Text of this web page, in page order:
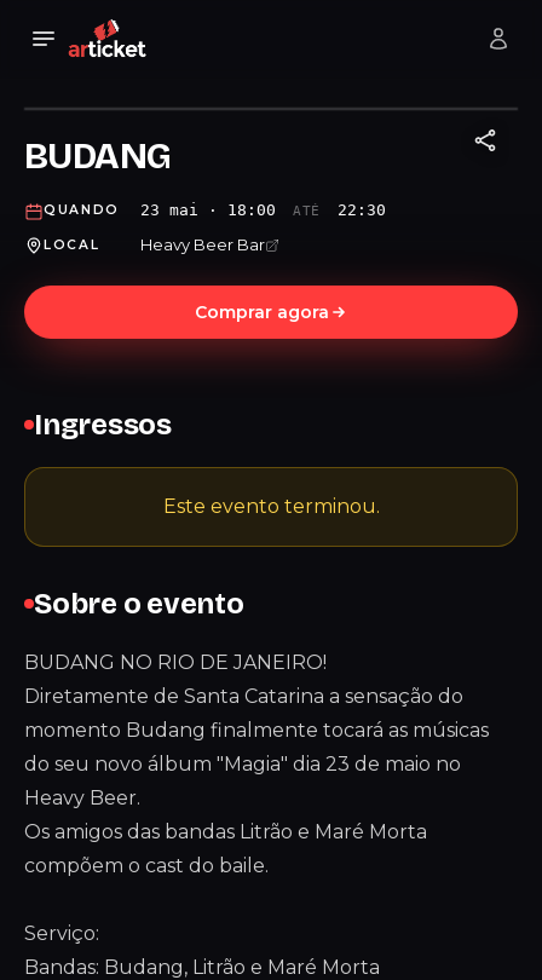
BUDANG
QUANDO 23 mai · 18:00 ATÉ 22:30
LOCAL Heavy Beer Bar
Comprar agora
Sobre o evento
BUDANG NO RIO DE JANEIRO!
Diretamente de Santa Catarina a sensação do
momento Budang finalmente tocará as músicas
do seu novo álbum "Magia" dia 23 de maio no
Heavy Beer.
Os amigos das bandas Litrão e Maré Morta
compõem o cast do baile.
Serviço:
Bandas: Budang, Litrão e Maré Morta
Ingressos
Este evento terminou.